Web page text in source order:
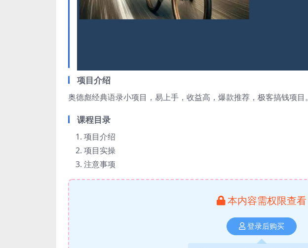
项目介绍
奥德彪经典语录小项目，易上手，收益高，爆款推荐，极客搞钱项目。
课程目录
项目介绍
项目实操
注意事项
本内容需权限查看
登录后购买